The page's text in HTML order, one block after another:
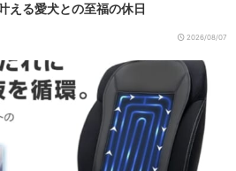
える愛犬との至福の休日
2026/08/07